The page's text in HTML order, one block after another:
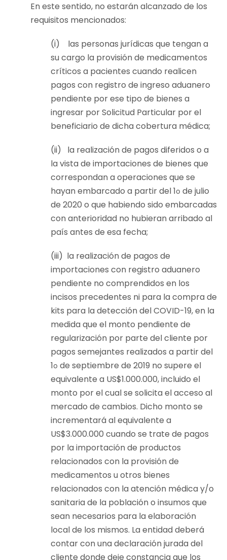
En este sentido, no estarán alcanzado de los
requisitos mencionados:
(i) las personas jurídicas que tengan a
su cargo la provisión de medicamentos
críticos a pacientes cuando realicen
pagos con registro de ingreso aduanero
pendiente por ese tipo de bienes a
ingresar por Solicitud Particular por el
beneficiario de dicha cobertura médica;
(ii) la realización de pagos diferidos o a
la vista de importaciones de bienes que
correspondan a operaciones que se
hayan embarcado a partir del 1o de julio
de 2020 o que habiendo sido embarcadas
con anterioridad no hubieran arribado al
país antes de esa fecha;
(iii) la realización de pagos de
importaciones con registro aduanero
pendiente no comprendidos en los
incisos precedentes ni para la compra de
kits para la detección del COVID-19, en la
medida que el monto pendiente de
regularización por parte del cliente por
pagos semejantes realizados a partir del
1o de septiembre de 2019 no supere el
equivalente a US$1.000.000, incluido el
monto por el cual se solicita el acceso al
mercado de cambios. Dicho monto se
incrementará al equivalente a
US$3.000.000 cuando se trate de pagos
por la importación de productos
relacionados con la provisión de
medicamentos u otros bienes
relacionados con la atención médica y/o
sanitaria de la población o insumos que
sean necesarios para la elaboración
local de los mismos. La entidad deberá
contar con una declaración jurada del
cliente donde deje constancia que los